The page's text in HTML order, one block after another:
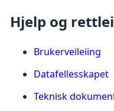
Hjelp og
Brukerveileiing
Datafellesskapet
Teknisk